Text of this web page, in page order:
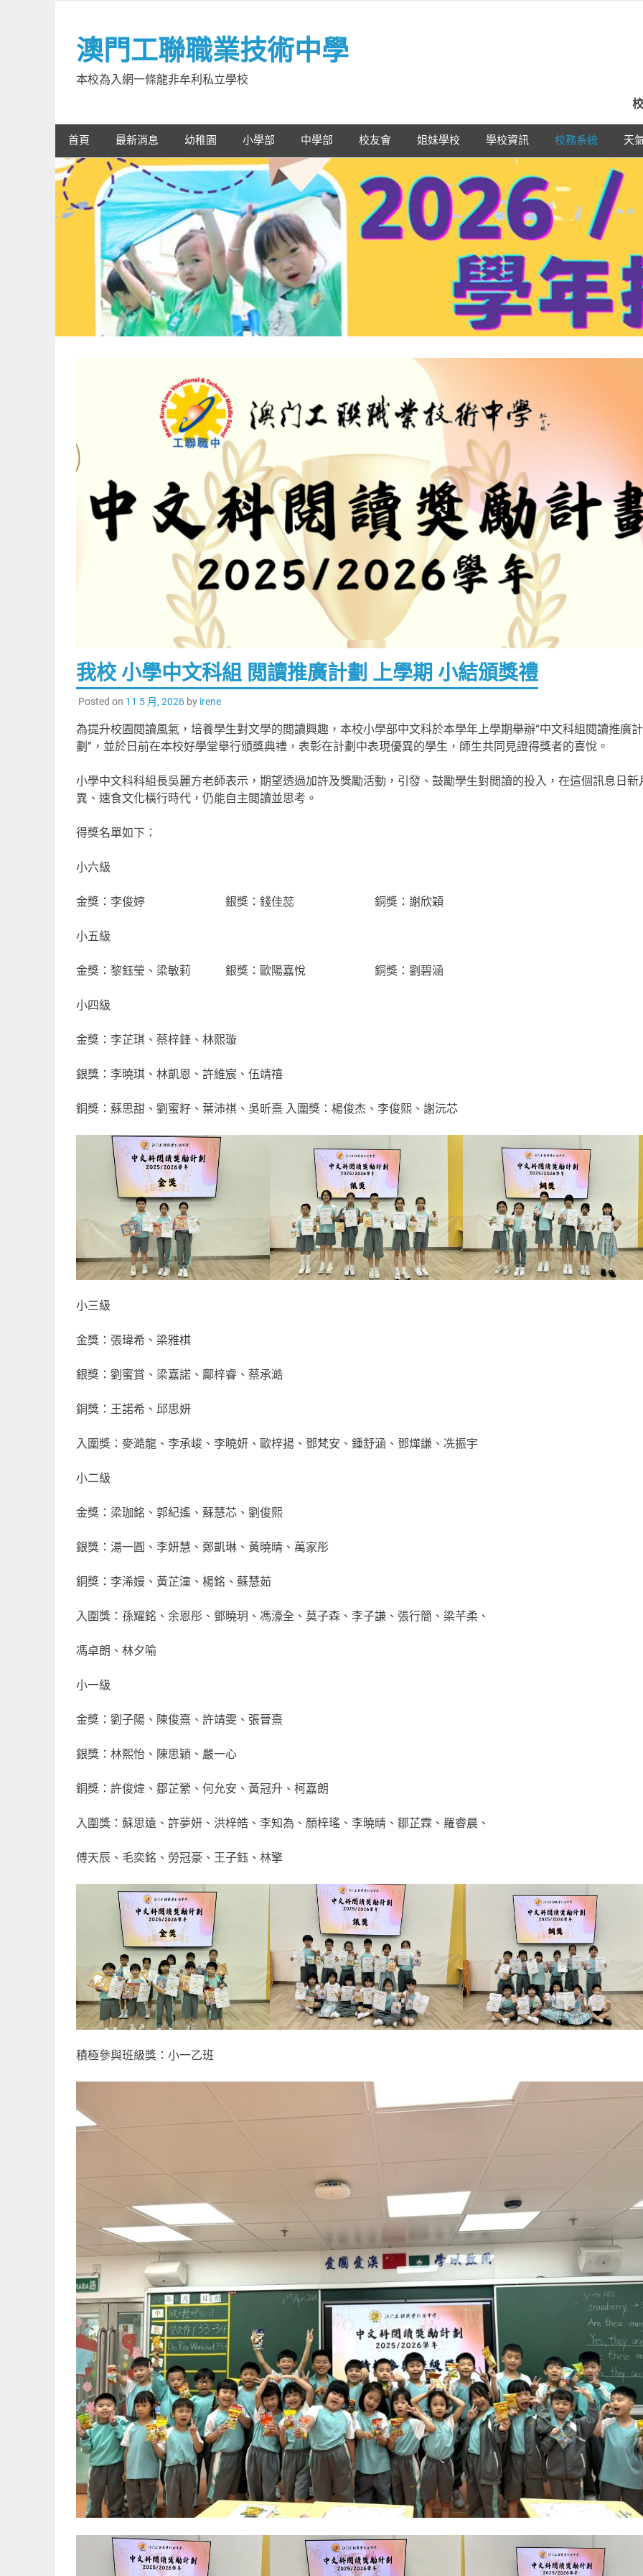
content澳門工聯職業技術中學
本校為入網一條龍非牟利私立學校
首頁 最新消息 幼稚園 小學部 中學部 校友會 姐妹學校 學校資訊 校務系統 天
我校 小學中文科組 閲讀推廣計劃 上學期 小結頒獎禮
Posted on 11 5 月, 2026by irene
為提升校園閱讀風氣，培養學生對文學的閲讀興趣，本校小學部中文科於本學年上學期舉辦“中文科組閱讀推廣計
劃”，並於日前在本校好學堂舉行頒獎典禮，表彰在計劃中表現優異的學生，師生共同見證得獎者的喜悅。
小學中文科科組長吳麗方老師表示，期望透過加許及獎勵活動，引發、鼓勵學生對閲讀的投入，在這個訊息日新
異、速食文化橫行時代，仍能自主閲讀並思考。
得獎名單如下：
小六級
金獎：李俊婷 銀獎：錢佳蕊 銅獎：謝欣穎
小五級
金獎：黎鈺瑩、梁敏莉 銀獎：歐陽嘉悅 銅獎：劉碧涵
小四級
金獎：李芷琪、蔡梓鋒、林熙璇
銀獎：李曉琪、林凱恩、許維宸、伍靖禧
銅獎：蘇思甜、劉蜜籽、葉沛祺、吳昕熹 入圍獎：楊俊杰、李俊熙、謝沅芯
小三級
金獎：張瑋希、梁雅棋
銀獎：劉蜜賞、梁嘉諾、鄺梓睿、蔡承澔
銅獎：王諾希、邱思妍
入圍獎：麥澔龍、李承峻、李曉妍、歐梓揚、鄧梵安、鍾舒涵、鄧燁謙、冼振宇
小二級
金獎：梁珈銘、郭紀遙、蘇慧芯、劉俊熙
銀獎：湯一圓、李妍慧、鄭凱琳、黃曉晴、萬家彤
銅獎：李浠嫚、黃芷潼、楊銘、蘇慧茹
入圍獎：孫耀銘、余恩彤、鄧曉玥、馮濠全、莫子森、李子謙、張行簡、梁芊柔、
馮卓朗、林夕喻
小一級
金獎：劉子陽、陳俊熹、許靖雯、張晉熹
銀獎：林熙怡、陳思穎、嚴一心
銅獎：許俊煒、鄒芷縈、何允安、黃冠升、柯嘉朗
入圍獎：蘇思遠、許夢妍、洪梓皓、李知為、顏梓瑤、李曉晴、鄒芷霖、羅睿晨、
傅天辰、毛奕銘、勞冠豪、王子鈺、林擎
積極參與班級獎：小一乙班